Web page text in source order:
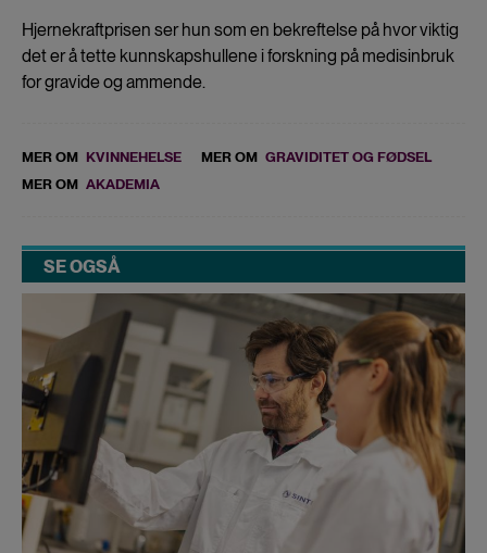
Hjernekraftprisen ser hun som en bekreftelse på hvor viktig
det er å tette kunnskapshullene i forskning på medisinbruk
for gravide og ammende.
MER OM KVINNEHELSE MER OM GRAVIDITET OG FØDSEL
MER OM AKADEMIA
SE OGSÅ